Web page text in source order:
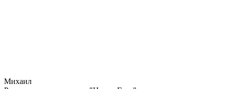
Михаил